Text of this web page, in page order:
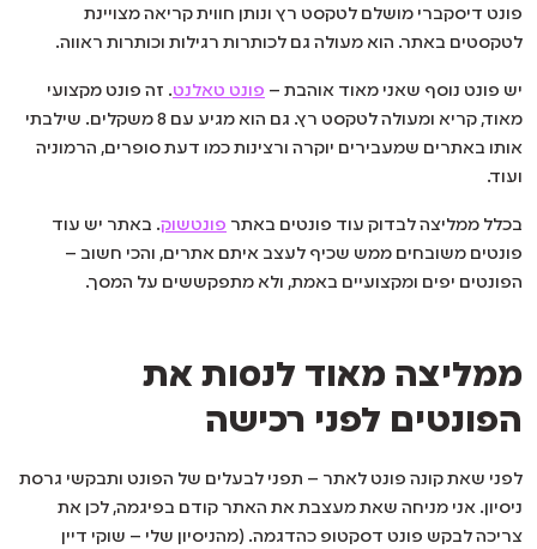
פונט דיסקברי מושלם לטקסט רץ ונותן חווית קריאה מצויינת
לטקסטים באתר. הוא מעולה גם לכותרות רגילות וכותרות ראווה.
יש פונט נוסף שאני מאוד אוהבת – פונט טאלנט. זה פונט מקצועי
מאוד, קריא ומעולה לטקסט רץ. גם הוא מגיע עם 8 משקלים. שילבתי
אותו באתרים שמעבירים יוקרה ורצינות כמו דעת סופרים, הרמוניה
ועוד.
בכלל ממליצה לבדוק עוד פונטים באתר פונטשוק. באתר יש עוד
פונטים משובחים ממש שכיף לעצב איתם אתרים, והכי חשוב –
הפונטים יפים ומקצועיים באמת, ולא מתפקששים על המסך.
ממליצה מאוד לנסות את
הפונטים לפני רכישה
לפני שאת קונה פונט לאתר – תפני לבעלים של הפונט ותבקשי גרסת
ניסיון. אני מניחה שאת מעצבת את האתר קודם בפיגמה, לכן את
צריכה לבקש פונט דסקטופ כהדגמה. (מהניסיון שלי – שוקי דיין